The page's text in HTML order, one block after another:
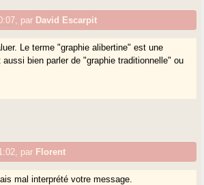
par David Escarpit
Le terme "graphie alibertine" est une
bien parler de "graphie traditionnelle" ou
par Florent
mal interprété votre message.